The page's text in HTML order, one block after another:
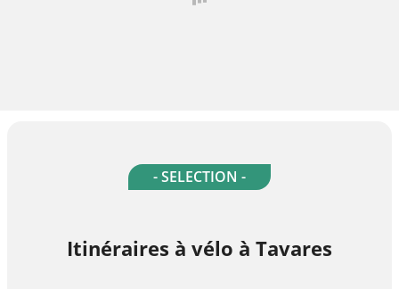
- SELECTION -
Itinéraires à vélo à Tavares